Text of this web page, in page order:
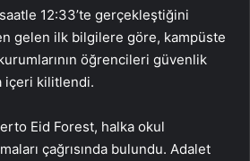
12:33’te gerçekleştiğini
gelen ilk bilgilere göre, kampüste
öğrencileri güvenlik
içeri kilitlendi.
Eid Forest, halka okul
çağrısında bulundu. Adalet